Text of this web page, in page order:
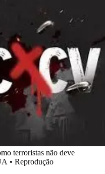
terroristas não deve
• Reprodução